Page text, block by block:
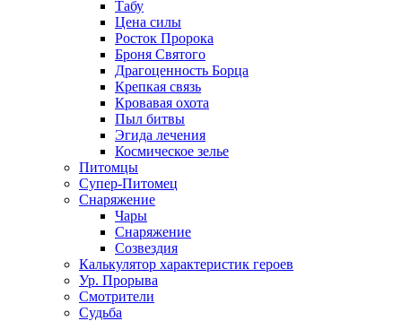
Табу
Цена силы
Росток Пророка
Броня Святого
Драгоценность Борца
Крепкая связь
Кровавая охота
Пыл битвы
Эгида лечения
Космическое зелье
Питомцы
Супер-Питомец
Снаряжение
Чары
Снаряжение
Созвездия
Калькулятор характеристик героев
Ур. Прорыва
Смотрители
Судьба